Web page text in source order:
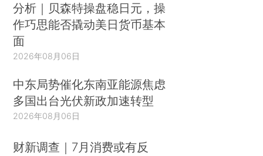
分析｜贝森特操盘稳日元，操
作巧思能否撬动美日货币基本
面
2026年08月06日
中东局势催化东南亚能源焦虑
多国出台光伏新政加速转型
2026年08月06日
财新调查｜7月消费或有反